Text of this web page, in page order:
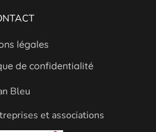
légales
de confidentialité
Bleu
et associations